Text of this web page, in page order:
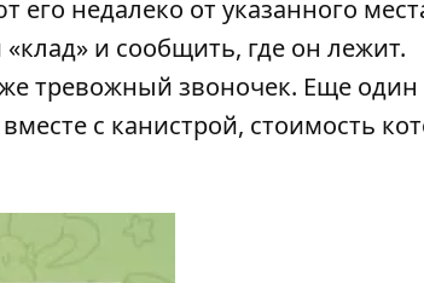
его недалеко от указанного
и сообщить, где он лежит.
тревожный звоночек. Еще один
с канистрой, стоимость